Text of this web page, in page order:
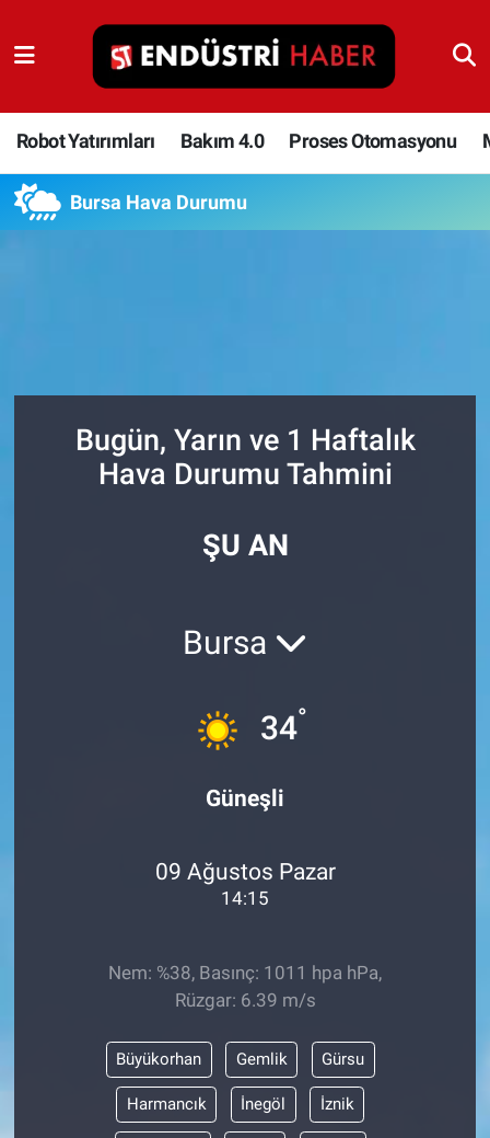
Robot Yatırımları Bakım 4.0 Proses Otomasyonu
Bursa Hava Durumu
Bugün, Yarın ve 1 Haftalık
Hava Durumu Tahmini
ŞU AN
Bursa
34°
Güneşli
09 Ağustos Pazar
14:15
Nem: %38, Basınç: 1011 hpa hPa,
Rüzgar: 6.39 m/s
Büyükorhan Gemlik Gürsu
Harmancık İnegöl İznik
Robot Yatırımları
Bakım 4.0
Proses Otomasyonu
HaberOrtak
Endüstri 4.0 Uygulamaları